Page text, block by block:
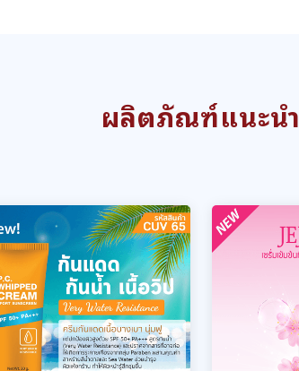
ผลิตภัณฑ์แนะนำ